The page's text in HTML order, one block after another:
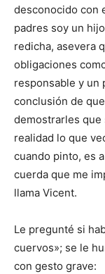
desconocido con
padres soy un
redicha, asevera
obligaciones
responsable y un
conclusión de
demostrarles que
realidad lo que
cuando pinto, es
cuerda que me
llama Vicent.
Le pregunté si
cuervos»; se le
con gesto grave: